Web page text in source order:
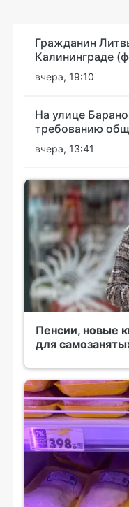
Гражданин
Калининграде
вчера, 19:10
На улице
требованию
вчера, 13:41
Пенсии, новые
для